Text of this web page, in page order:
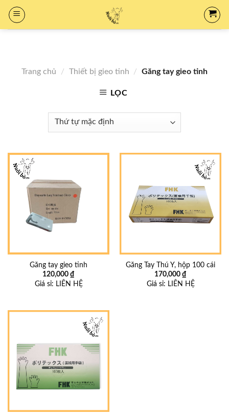
Skip
content
Trang chủ / Thiết bị gieo tinh / Găng tay gieo tinh
LỌC
Găng tay gieo tinh
120,000 ₫
Giá sỉ: LIÊN HỆ
Găng Tay Thú Y, hộp 100 cái
170,000 ₫
Giá sỉ: LIÊN HỆ